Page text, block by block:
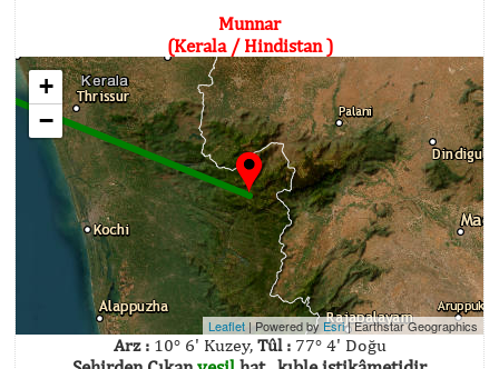
Munnar
(Kerala / Hindistan )
+
−
Leaflet | Powered by Esri|Earthstar Geographics
Arz :10° 6' Kuzey, Tûl :77° 4' Doğu